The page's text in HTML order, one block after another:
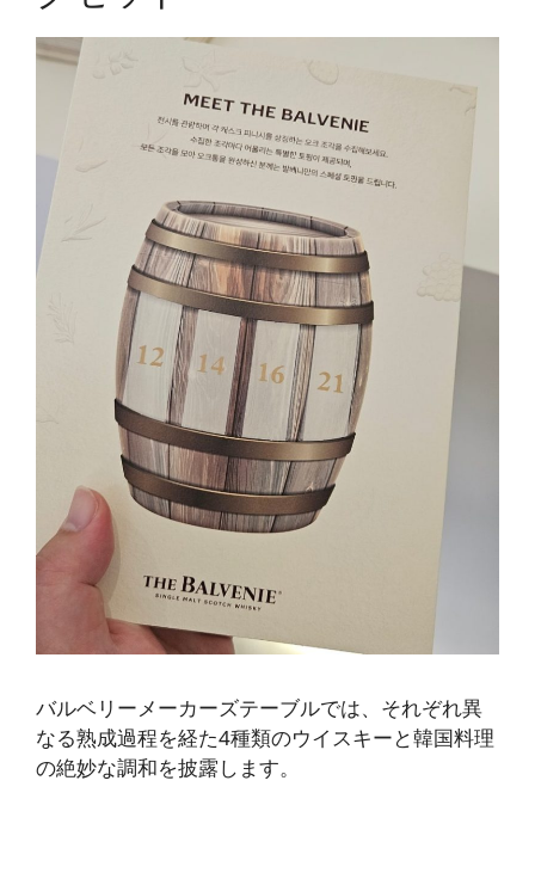
バルベリーメーカーズテーブルでは、それぞれ異
なる熟成過程を経た4種類のウイスキーと韓国料理
の絶妙な調和を披露します。